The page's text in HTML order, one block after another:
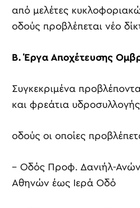
από μελέτες
οδούς προβλέπεται νέο
Β. Έργα Αποχέτευσης
Συγκεκριμένα
και φρεάτια
οδούς οι οποίες
– Οδός Προφ. Δανιήλ-
Αθηνών έως Ιερά Οδό